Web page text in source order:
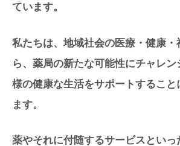
ています。
私たちは、地域社会の医療・健康
ら、薬局の新たな可能性にチャレ
様の健康な生活をサポートすること
ます。
薬やそれに付随するサービスとい